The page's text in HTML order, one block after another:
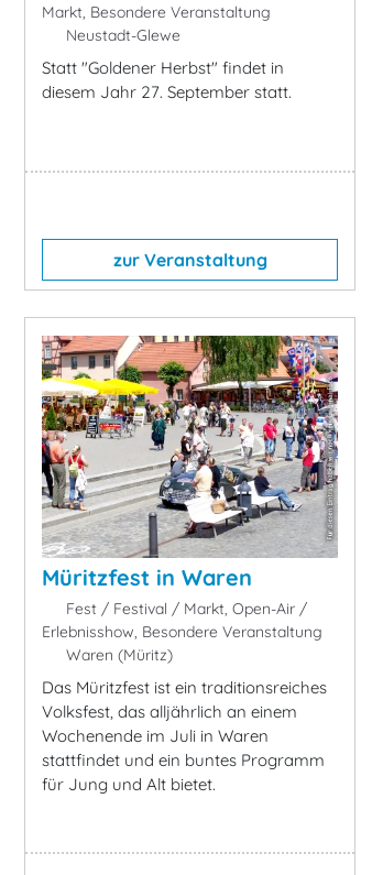
Markt, Besondere Veranstaltung
Neustadt-Glewe
Statt "Goldener Herbst" findet in
diesem Jahr 27. September statt.
zur Veranstaltung
Müritzfest in Waren
Fest / Festival / Markt, Open-Air /
Erlebnisshow, Besondere Veranstaltung
Waren (Müritz)
Das Müritzfest ist ein traditionsreiches
Volksfest, das alljährlich an einem
Wochenende im Juli in Waren
stattfindet und ein buntes Programm
für Jung und Alt bietet.